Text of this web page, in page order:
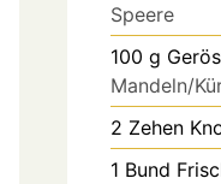
Speere
100 g
Mandeln/
2 Zehen
1 Bund